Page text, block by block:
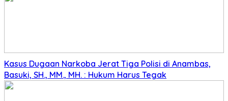
Kasus Dugaan Narkoba Jerat Tiga Polisi di Anambas,
Basuki, SH., MM., MH. : Hukum Harus Tegak